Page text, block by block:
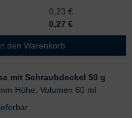
0,23 €
0,27 €
mit Schraubdeckel 30
den Warenkorb
mit Schraubdeckel 50 g
Höhe, Volumen 60 ml